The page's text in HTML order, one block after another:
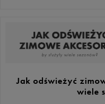
Jak odświeżyć
wiele